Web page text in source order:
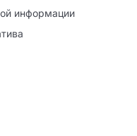
информации
ЗАПОЛНЕНИЕ